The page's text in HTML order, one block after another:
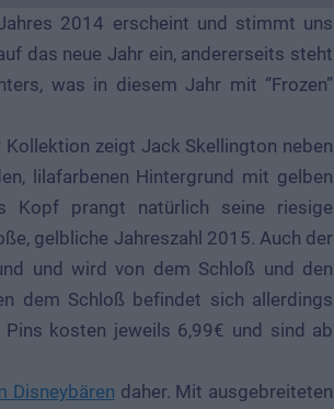
2014 erscheint und stimmt uns
das neue Jahr ein, andererseits steht
was in diesem Jahr mit “Frozen”
zeigt Jack Skellington neben
lilafarbenen Hintergrund mit gelben
Kopf prangt natürlich seine riesige
gelbliche Jahreszahl 2015. Auch der
und wird von dem Schloß und den
dem Schloß befindet sich allerdings
Pins kosten jeweils 6,99€ und sind ab
Disneybären daher. Mit ausgebreiteten